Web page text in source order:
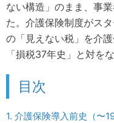
ない構造」のまま、事
た。介護保険制度がス
の「見えない税」を介
「損税37年史」と対を
目次
1. 介護保険導入前史（